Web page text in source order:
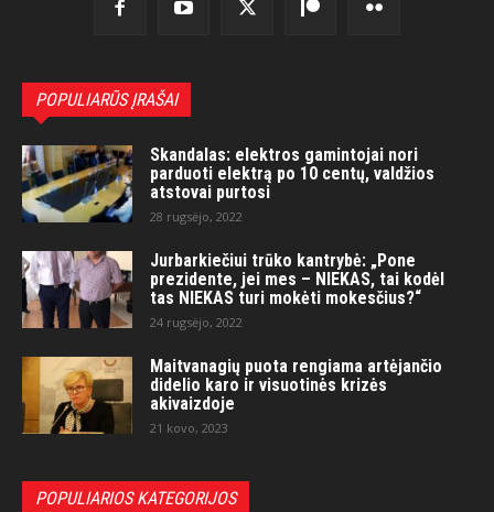
POPULIARŪS ĮRAŠAI
Skandalas: elektros gamintojai nori
parduoti elektrą po 10 centų, valdžios
atstovai purtosi
28 rugsėjo, 2022
Jurbarkiečiui trūko kantrybė: „Pone
prezidente, jei mes – NIEKAS, tai kodėl
tas NIEKAS turi mokėti mokesčius?“
24 rugsėjo, 2022
Maitvanagių puota rengiama artėjančio
didelio karo ir visuotinės krizės
akivaizdoje
21 kovo, 2023
POPULIARIOS KATEGORIJOS